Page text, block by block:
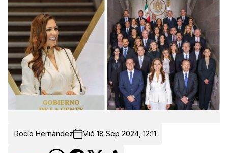
Rocío Hernández Mié 18 Sep 2024, 12:11